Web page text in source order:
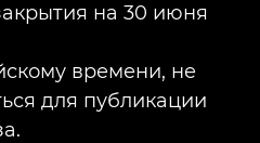
на 30 июня
времени, не
для публикации